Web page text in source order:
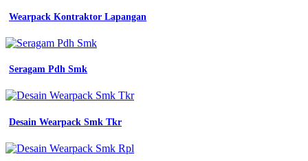
konveksi
smk
banjarmasin
selatan
nusantara
wearpack
untuk
kerja
lapangan
Wearpack Kontraktor Lapangan
Seragam Pdh Smk
Desain Wearpack Smk Tkr